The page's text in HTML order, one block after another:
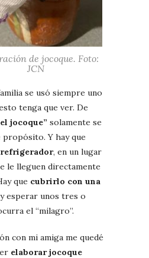
de jocoque. Foto:
JCN
se usó siempre uno
tenga que ver. De
jocoque” solamente se
Y hay que
, en un lugar
le lleguen directamente
que cubrirlo con una
esperar unos tres o
el “milagro”.
con mi amiga me quedé
elaborar jocoque